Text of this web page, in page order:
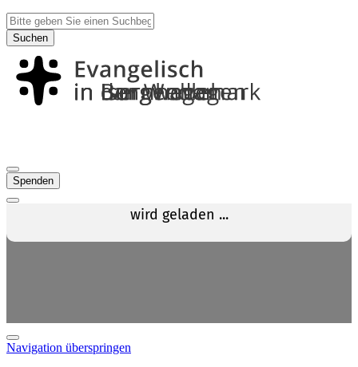
Suchen
Spenden
Navigation überspringen